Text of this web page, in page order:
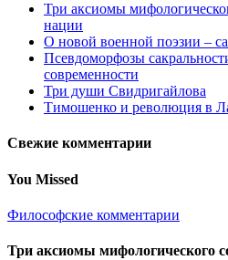
Три аксиомы
нации
О новой военной поэзии –
Псевдоморфозы
современности
Три души Свидригайлова
Тимошенко и революция в
Свежие комментарии
You Missed
Философские комментарии
Три аксиомы мифологического